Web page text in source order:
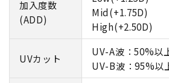
加入度数
(ADD)
Mid(+1.75D)
High(+2.50D)
UVカット
UV-A波：50%以
UV-B波：95%以